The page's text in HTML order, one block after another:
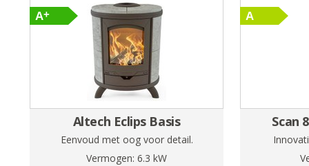
Altech Eclips Basis
Eenvoud met oog voor detail.
Vermogen: 6.3 kW
Scan